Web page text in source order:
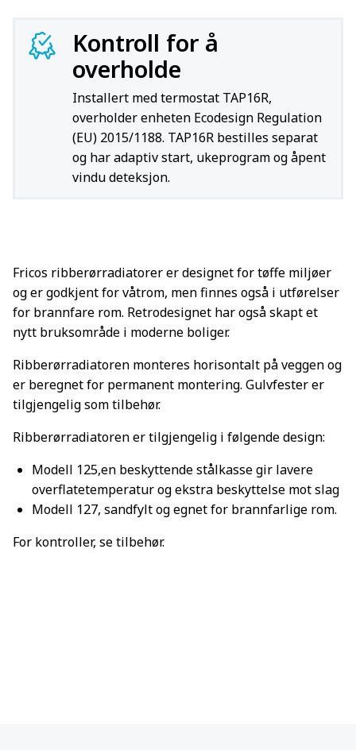
Kontroll for å
overholde
Installert med termostat TAP16R,
overholder enheten Ecodesign Regulation
(EU) 2015/1188. TAP16R bestilles separat
og har adaptiv start, ukeprogram og åpent
vindu deteksjon.
Fricos ribberørradiatorer er designet for tøffe miljøer
og er godkjent for våtrom, men finnes også i utførelser
for brannfare rom. Retrodesignet har også skapt et
nytt bruksområde i moderne boliger.
Ribberørradiatoren monteres horisontalt på veggen og
er beregnet for permanent montering. Gulvfester er
tilgjengelig som tilbehør.
Ribberørradiatoren er tilgjengelig i følgende design:
Modell 125,en beskyttende stålkasse gir lavere
overflatetemperatur og ekstra beskyttelse mot slag
Modell 127, sandfylt og egnet for brannfarlige rom.
For kontroller, se tilbehør.